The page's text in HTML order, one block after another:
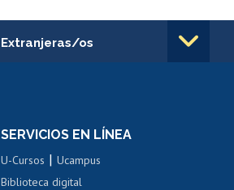
Extranjeras/os
Movilidad Estudiantil
Cursos de español
SERVICIOS EN LÍNEA
U-Cursos |Ucampus
Biblioteca digital